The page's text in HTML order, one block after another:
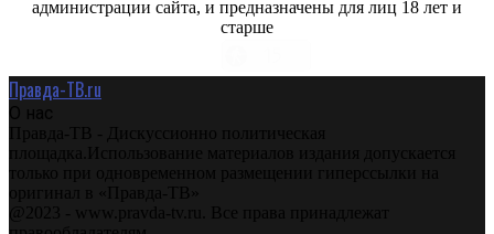
администрации сайта, и предназначены для лиц 18 лет и
старше
Правда-ТВ.ru
О нас
Правда-ТВ - Дискуссионно политическая
площадка.Использование материалов издания допускается
только при одновременном размещении гиперссылки на
оригинал в «Правда-ТВ»
@2023 - www.pravda-tv.ru. Все права принадлежат